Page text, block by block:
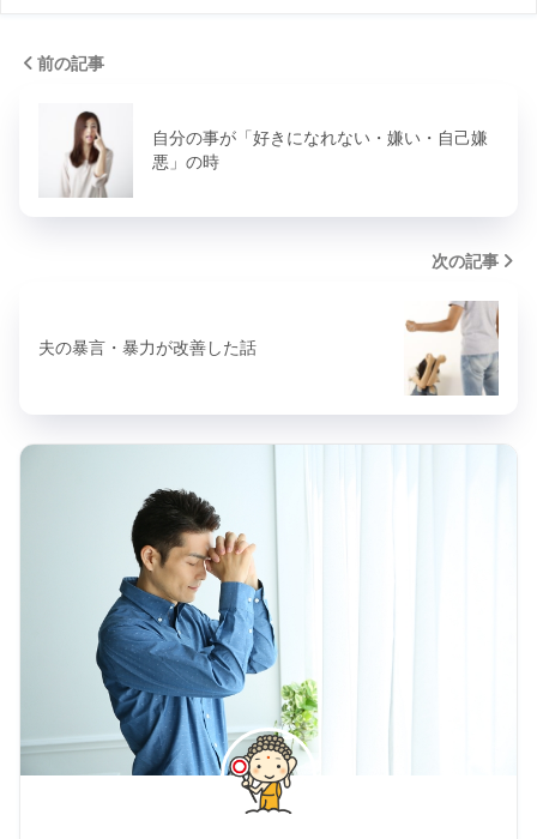
前の記事
自分の事が「好きになれない・嫌い・自己嫌
悪」の時
次の記事
夫の暴言・暴力が改善した話